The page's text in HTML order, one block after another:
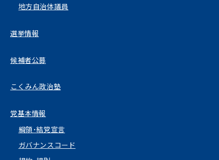
地方自治体議員
選挙情報
候補者公募
こくみん政治塾
党基本情報
綱領･結党宣言
ガバナンスコード